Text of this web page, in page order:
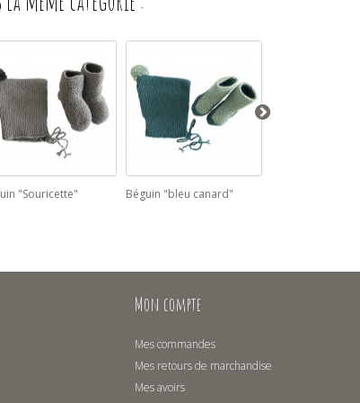
"Souricette" Béguin "bleu canard"
Mon compte
Mes commandes
Mes retours de marchandise
Mes avoirs